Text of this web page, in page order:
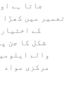
جاتا ہے
تعمیر میں کھڑا
کے
والے
مرکزی مواد